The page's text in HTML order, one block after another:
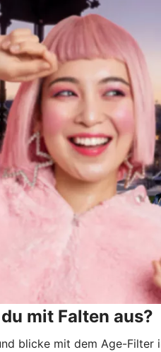
mit Falten aus?
blicke mit dem Age-